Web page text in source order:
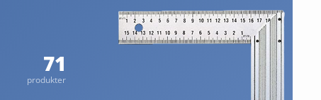
71
produkter